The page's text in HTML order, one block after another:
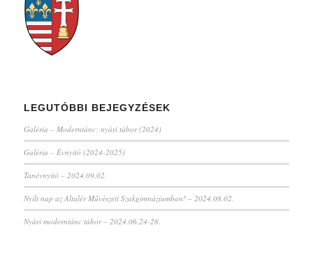
LEGUTÓBBI BEJEGYZÉSEK
Galéria – Moderntánc: nyári tábor (2024)
Galéria – Évnyitó (2024-2025)
Tanévnyitó – 2024.09.02.
Nyílt nap az Általér Művészeti Szakgimnáziumban! – 2024.08.02.
Nyári moderntánc tábor – 2024.06.24-28.